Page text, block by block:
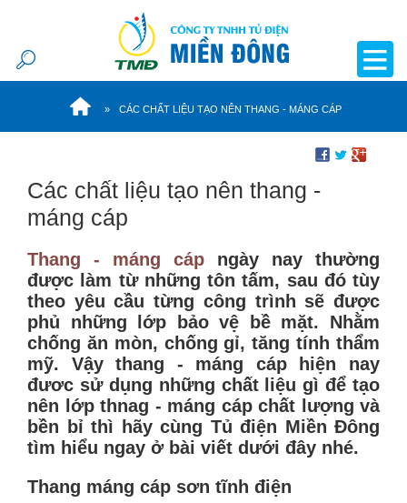
CÁC CHẤT LIỆU TẠO NÊN THANG - MÁNG CÁP
Các chất liệu tạo nên thang -
máng cáp
Thang - máng cáp ngày nay thường
được làm từ những tôn tấm, sau đó tùy
theo yêu cầu từng công trình sẽ được
phủ những lớp bảo vệ bề mặt. Nhằm
chống ăn mòn, chống gỉ, tăng tính thẩm
mỹ. Vậy thang - máng cáp hiện nay
đươc sử dụng những chất liệu gì để tạo
nên lớp thnag - máng cáp chất lượng và
bền bỉ thì hãy cùng Tủ điện Miền Đông
tìm hiểu ngay ở bài viết dưới đây nhé.
Thang máng cáp sơn tĩnh điện